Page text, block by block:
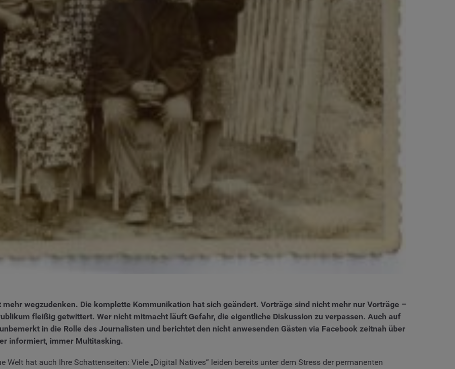
wegzudenken. Die komplette Kommunikation hat sich geändert. Vorträge sind nicht mehr nur Vorträge –
fleißig getwittert. Wer nicht mitmacht läuft Gefahr, die eigentliche Diskussion zu verpassen. Auch auf
in die Rolle des Journalisten und berichtet den nicht anwesenden Gästen via Facebook zeitnah über
informiert, immer Multitasking.
hat auch Ihre Schattenseiten: Viele „Digital Natives“ leiden bereits unter dem Stress der permanenten